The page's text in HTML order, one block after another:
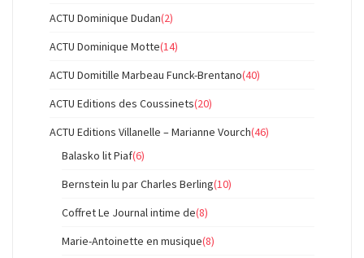
ACTU Dominique Dudan(2)
ACTU Dominique Motte(14)
ACTU Domitille Marbeau Funck-Brentano(40)
ACTU Editions des Coussinets(20)
ACTU Editions Villanelle – Marianne Vourch(46)
Balasko lit Piaf(6)
Bernstein lu par Charles Berling(10)
Coffret Le Journal intime de(8)
Marie-Antoinette en musique(8)